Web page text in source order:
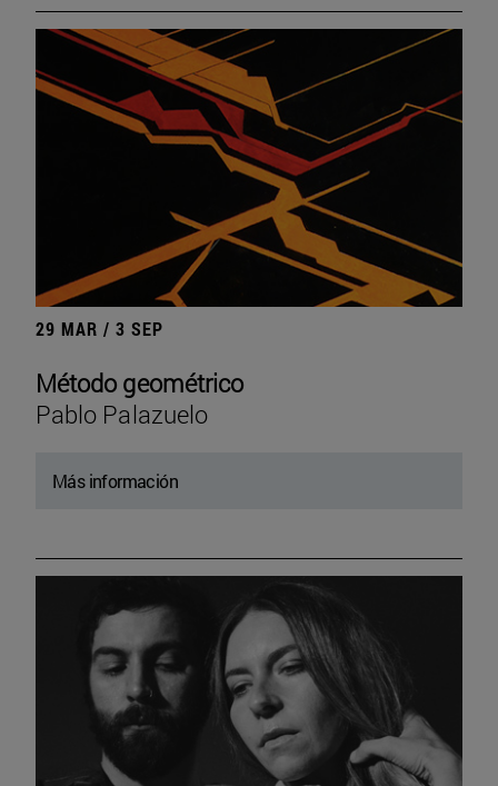
29 MAR / 3 SEP
Método geométrico
Pablo Palazuelo
Más información